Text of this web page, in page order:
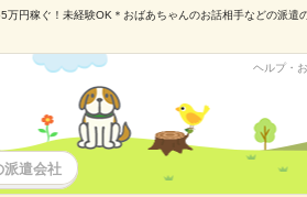
万円稼ぐ！未経験OK＊おばあちゃんのお話相手などの派遣
ヘルプ・
派遣会社